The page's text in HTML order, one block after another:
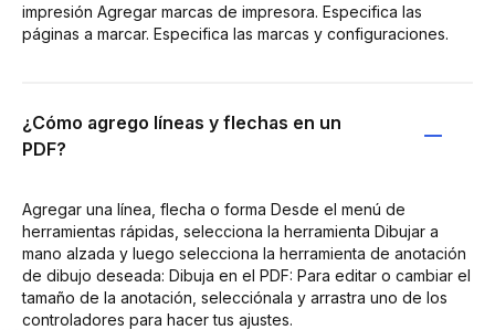
impresión Agregar marcas de impresora. Especifica las
páginas a marcar. Especifica las marcas y configuraciones.
¿Cómo agrego líneas y flechas en un
PDF?
Agregar una línea, flecha o forma Desde el menú de
herramientas rápidas, selecciona la herramienta Dibujar a
mano alzada y luego selecciona la herramienta de anotación
de dibujo deseada: Dibuja en el PDF: Para editar o cambiar el
tamaño de la anotación, selecciónala y arrastra uno de los
controladores para hacer tus ajustes.